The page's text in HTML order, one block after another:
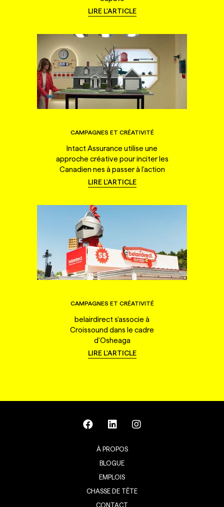
LIRE L'ARTICLE
CAMPAGNES ET CRÉATIVITÉ
Intact Assurance utilise une
approche créative pour inciter les
Canadien·nes à passer à l'action
LIRE L'ARTICLE
CAMPAGNES ET CRÉATIVITÉ
belairdirect s'associe à
Croissound dans le cadre
d'Osheaga
LIRE L'ARTICLE
À PROPOS
BLOGUE
EMPLOIS
CHASSE DE TÊTE
CONTACT